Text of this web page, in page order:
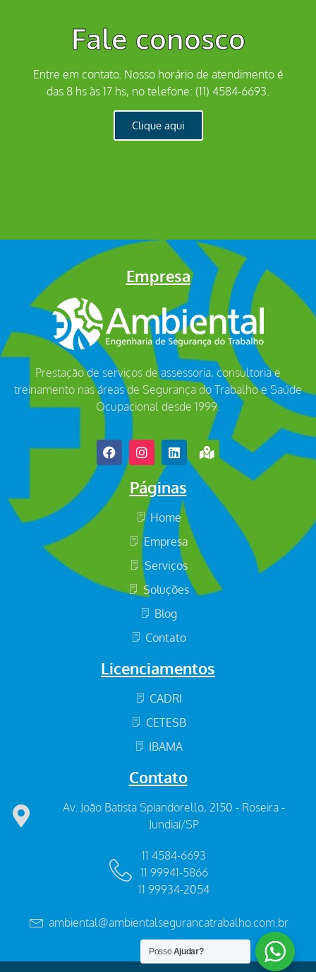
Fale conosco
Entre em contato. Nosso horário de atendimento é
das 8 hs às 17 hs, no telefone: (11) 4584-6693.
Clique aqui
Empresa
Prestação de serviços de assessoria, consultoria e
treinamento nas áreas de Segurança do Trabalho e Saúde
Ocupacional desde 1999.
Páginas
Home
Empresa
Serviços
Soluções
Blog
Contato
Licenciamentos
CADRI
CETESB
IBAMA
Contato
Av. João Batista Spiandorello, 2150 - Roseira -
Jundiaí/SP
11 4584-6693
11 99941-5866
11 99934-2054
ambiental@ambientalsegurancatrabalho.com.br
PossoAjudar?